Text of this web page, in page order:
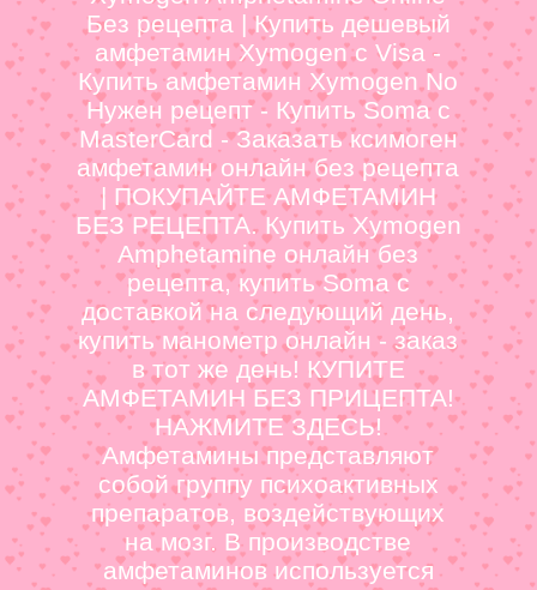
Без рецепта | Купить дешевый
амфетамин Xymogen с Visa -
Купить амфетамин Xymogen No
Нужен рецепт - Купить Soma с
MasterCard - Заказать ксимоген
амфетамин онлайн без рецепта
| ПОКУПАЙТЕ АМФЕТАМИН
БЕЗ РЕЦЕПТА. Купить Xymogen
Amphetamine онлайн без
рецепта, купить Soma с
доставкой на следующий день,
купить манометр онлайн - заказ
в тот же день! КУПИТЕ
АМФЕТАМИН БЕЗ ПРИЦЕПТА!
НАЖМИТЕ ЗДЕСЬ!
Амфетамины представляют
собой группу психоактивных
препаратов, воздействующих
на мозг. В производстве
амфетаминов используется